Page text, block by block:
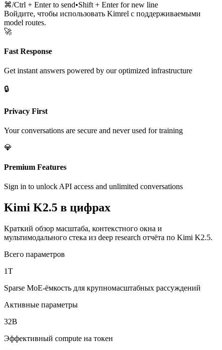
⌘/Ctrl + Enter to send•Shift + Enter for new line
Войдите, чтобы использовать Kimrel с поддерживаемыми
model routes.
🚀
Fast Response
Get instant answers powered by our optimized infrastructure
🔒
Privacy First
Your conversations are secure and never used for training
💎
Premium Features
Sign in to unlock API access and unlimited conversations
Kimi K2.5 в цифрах
Краткий обзор масштаба, контекстного окна и
мультимодального стека из deep research отчёта по Kimi K2.5.
Всего параметров
1T
Sparse MoE‑ёмкость для крупномасштабных рассуждений
Активные параметры
32B
Эффективный compute на токен